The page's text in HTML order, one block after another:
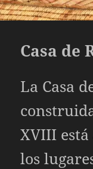
Casa de
La Casa
XVIII está
los